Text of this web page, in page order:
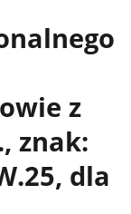
z
znak:
dla